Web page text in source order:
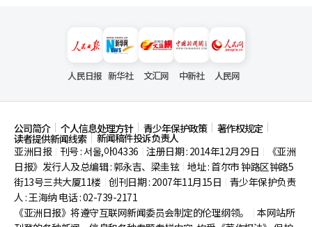
人民日报 新华社 文汇网 中新社 人民网
公司简介 个人信息处理方针 青少年保护政策 著作权规定
读者提供新闻线索
新闻稿件投诉负责人
亚洲日报
刊号 : 서울,아04336 注册日期 : 2014年12月29日
《亚洲
日报》发行人及总编辑 : 郭永吉、梁圭铉 地址 : 首尔市钟路区钟路5
街13号三共大厦11楼 创刊日期 : 2007年11月15日
青少年保护负责
人 : 王海纳 电话 : 02-739-2171
《亚洲日报》将遵守互联网新闻委员会制定的伦理纲领。
本网站所